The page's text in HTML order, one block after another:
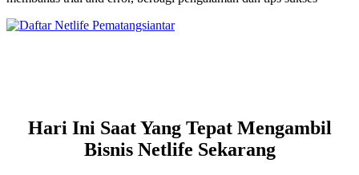
Hari Ini Saat Yang Tepat Mengambil
Bisnis Netlife Sekarang